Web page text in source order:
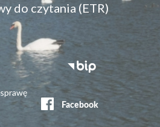
do czytania (ETR)
Stopka
serwisy
zewnętrzne